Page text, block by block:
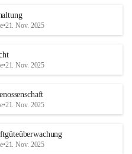
•21. Nov. 2025
•21. Nov. 2025
•21. Nov. 2025
•21. Nov. 2025